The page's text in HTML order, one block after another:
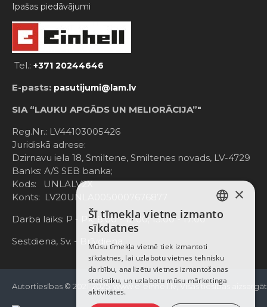
Ipašas piedāvājumi
Tel.: +371 20244646
E-pasts: pasutijumi@lam.lv
SIA “LAUKU APGĀDS UN MELIORĀCIJA”"
Reg.Nr.: LV44103005426
Juridiskā adrese:
Dzirnavu iela 18, Smiltene, Smiltenes novads, LV-4729
Banks: A/S SEB banka;
Kods: UNLALV2X
Konts: LV20UNLA0050007676877
Darba laiks: P - Pk. 8:00 - 12:00; 13:00 - 17:00
Sestdiena, Sv. - Brīvdiena
Autortiesības © 2021-2025, www.e-einhell.lv, Visas tiesības
LATVIAN
ENGLISH
×
Šī tīmekļa vietne izmanto
sīkdatnes
Mūsu tīmekļa vietnē tiek izmantoti
sīkdatnes, lai uzlabotu vietnes tehnisku
darbību, analizētu vietnes izmantošanas
statistiku, un uzlabotu mūsu mārketinga
aktivitātes.